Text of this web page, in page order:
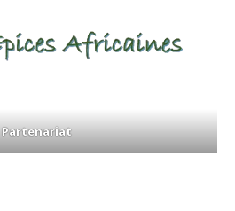
Partenariat